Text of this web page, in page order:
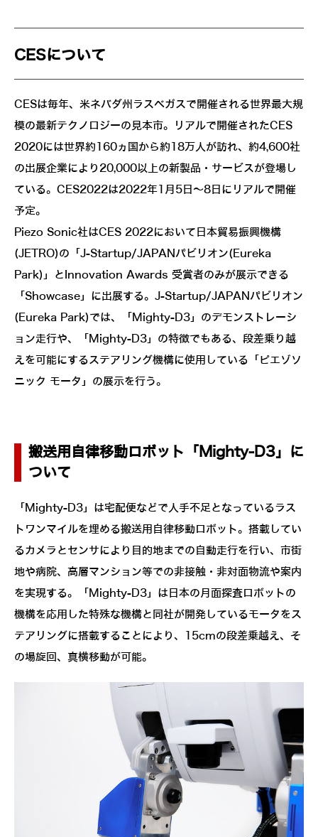
CESについて
CESは毎年、米ネバダ州ラスベガスで開催される世界最大規
模の最新テクノロジーの見本市。リアルで開催されたCES
2020には世界約160ヵ国から約18万人が訪れ、約4,600社
の出展企業により20,000以上の新製品・サービスが登場し
ている。CES2022は2022年1月5日～8日にリアルで開催
予定。
Piezo Sonic社はCES 2022において日本貿易振興機構
(JETRO)の「J-Startup/JAPANパビリオン(Eureka
Park)」とInnovation Awards 受賞者のみが展示できる
「Showcase」に出展する。J-Startup/JAPANパビリオン
(Eureka Park)では、「Mighty-D3」のデモンストレーシ
ョン走行や、「Mighty-D3」の特徴でもある、段差乗り越
えを可能にするステアリング機構に使用している「ピエゾソ
ニック モータ」の展示を行う。
搬送用自律移動ロボット「Mighty-D3」に
ついて
「Mighty-D3」は宅配便などで人手不足となっているラス
トワンマイルを埋める搬送用自律移動ロボット。搭載してい
るカメラとセンサにより目的地までの自動走行を行い、市街
地や病院、高層マンション等での非接触・非対面物流や案内
を実現する。「Mighty-D3」は日本の月面探査ロボットの
機構を応用した特殊な機構と同社が開発しているモータをス
テアリングに搭載することにより、15cmの段差乗越え、そ
の場旋回、真横移動が可能。